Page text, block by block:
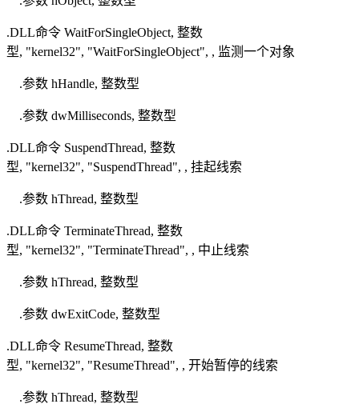
.DLL命令 WaitForSingleObject, 整数
型, "kernel32", "WaitForSingleObject", , 监测一个对象
.参数 hHandle, 整数型
.参数 dwMilliseconds, 整数型
.DLL命令 SuspendThread, 整数
型, "kernel32", "SuspendThread", , 挂起线索
.参数 hThread, 整数型
.DLL命令 TerminateThread, 整数
型, "kernel32", "TerminateThread", , 中止线索
.参数 hThread, 整数型
.参数 dwExitCode, 整数型
.DLL命令 ResumeThread, 整数
型, "kernel32", "ResumeThread", , 开始暂停的线索
.参数 hThread, 整数型